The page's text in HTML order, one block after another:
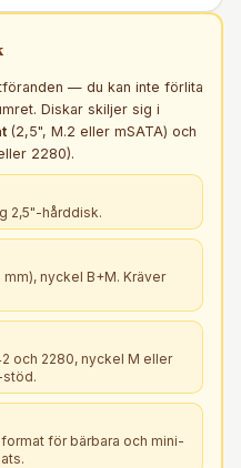
— du kan inte förlita
Diskar skiljer sig i
(2,5", M.2 eller mSATA) och
2280).
2,5"-hårddisk.
nyckel B+M. Kräver
och 2280, nyckel M eller
stöd.
för bärbara och mini-